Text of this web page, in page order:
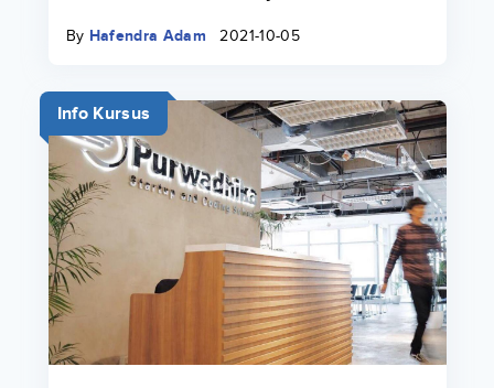
By Hafendra Adam 2021-10-05
Info Kursus